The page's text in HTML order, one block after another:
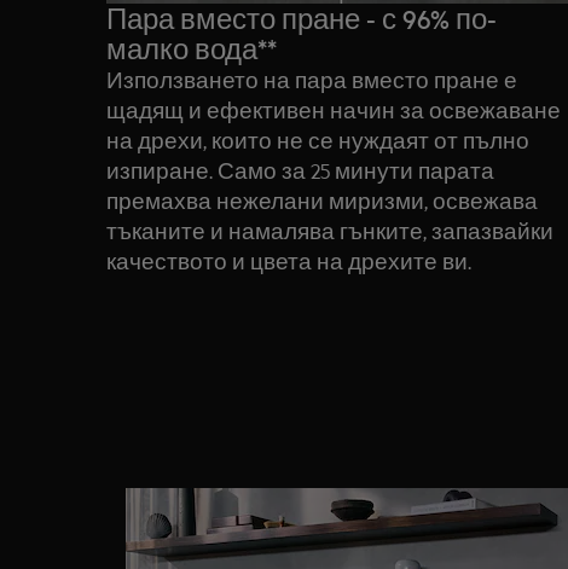
Пара вместо пране - с 96% по-
малко вода**
Използването на пара вместо пране е
щадящ и ефективен начин за освежаване
на дрехи, които не се нуждаят от пълно
изпиране. Само за 25 минути парата
премахва нежелани миризми, освежава
тъканите и намалява гънките, запазвайки
качеството и цвета на дрехите ви.